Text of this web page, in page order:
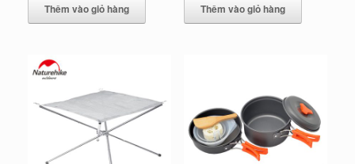
Thêm vào giỏ hàng Thêm vào giỏ hàng